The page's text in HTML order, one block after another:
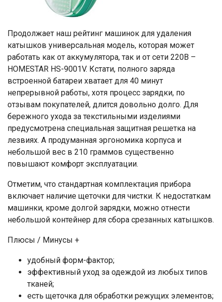
Продолжает наш рейтинг машинок для удаления
катышков универсальная модель, которая может
работать как от аккумулятора, так и от сети 220В –
HOMESTAR HS-9001V. Кстати, полного заряда
встроенной батареи хватает для 40 минут
непрерывной работы, хотя процесс зарядки, по
отзывам покупателей, длится довольно долго. Для
бережного ухода за текстильными изделиями
предусмотрена специальная защитная решетка на
лезвиях. А продуманная эргономика корпуса и
небольшой вес в 210 граммов существенно
повышают комфорт эксплуатации.
Отметим, что стандартная комплектация прибора
включает наличие щеточки для чистки. К недостаткам
машинки, кроме долгой зарядки, можно отнести
небольшой контейнер для сбора срезанных катышков.
Плюсы / Минусы +
удобный форм-фактор;
эффективный уход за одеждой из любых типов
тканей;
есть щеточка для обработки режущих элементов;